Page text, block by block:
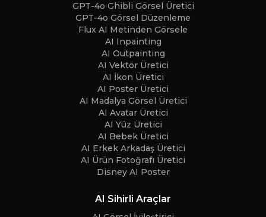
GPT-4o Ghibli Görsel Üretici
GPT-4o Görsel Düzenleme
Flux AI Metinden Görsele
AI Inpainting
AI Outpainting
AI Vektör Üretici
AI İkon Üretici
AI Poster Üretici
AI Madalya Görsel Üretici
AI Avatar Üretici
AI Yüz Üretici
AI Bebek Üretici
AI Erkek Arkadaş Üretici
AI Ürün Fotoğrafı Üretici
Disney AI Poster
AI Sihirli Araçlar